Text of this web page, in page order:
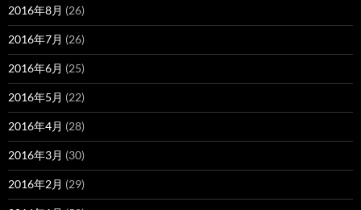
2016年8月 (26)
2016年7月 (26)
2016年6月 (25)
2016年5月 (22)
2016年4月 (28)
2016年3月 (30)
2016年2月 (29)